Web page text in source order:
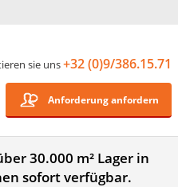
sie uns+32 (0)9/386.15.71
Anforderung anfordern
30.000 m² Lager in
sofort verfügbar.